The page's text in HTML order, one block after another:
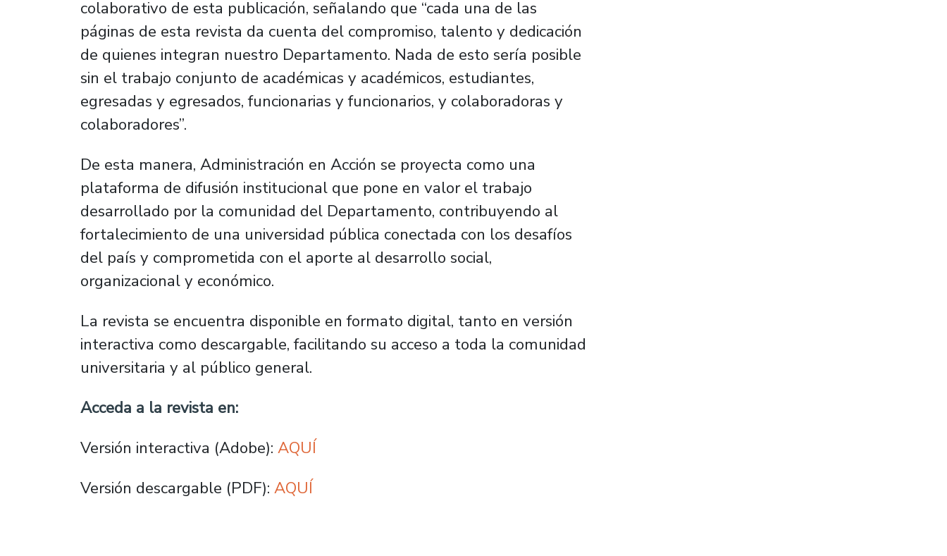
colaborativo de esta publicación, señalando que “cada una de las
páginas de esta revista da cuenta del compromiso, talento y dedicación
de quienes integran nuestro Departamento. Nada de esto sería posible
sin el trabajo conjunto de académicas y académicos, estudiantes,
egresadas y egresados, funcionarias y funcionarios, y colaboradoras y
colaboradores”.
De esta manera, Administración en Acción se proyecta como una
plataforma de difusión institucional que pone en valor el trabajo
desarrollado por la comunidad del Departamento, contribuyendo al
fortalecimiento de una universidad pública conectada con los desafíos
del país y comprometida con el aporte al desarrollo social,
organizacional y económico.
La revista se encuentra disponible en formato digital, tanto en versión
interactiva como descargable, facilitando su acceso a toda la comunidad
universitaria y al público general.
Acceda a la revista en:
Versión interactiva (Adobe): AQUÍ
Versión descargable (PDF): AQUÍ